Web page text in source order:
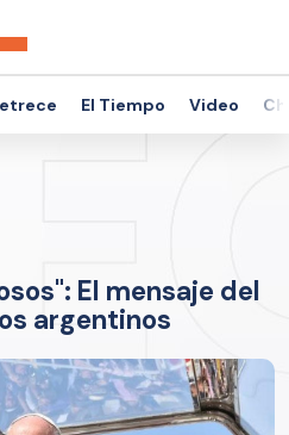
El Tiempo Video
El mensaje del
argentinos